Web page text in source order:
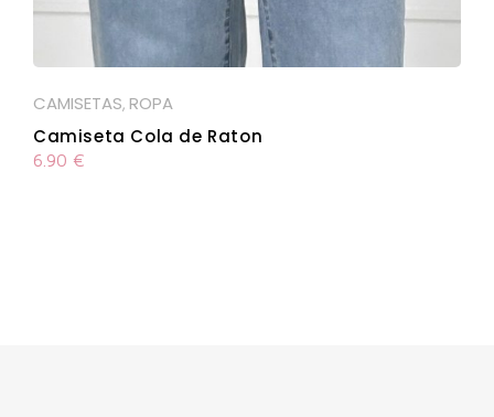
CAMISETAS, ROPA
Camiseta Cola de Raton
6.90 €